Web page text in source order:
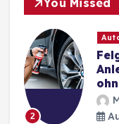
You Missed
2